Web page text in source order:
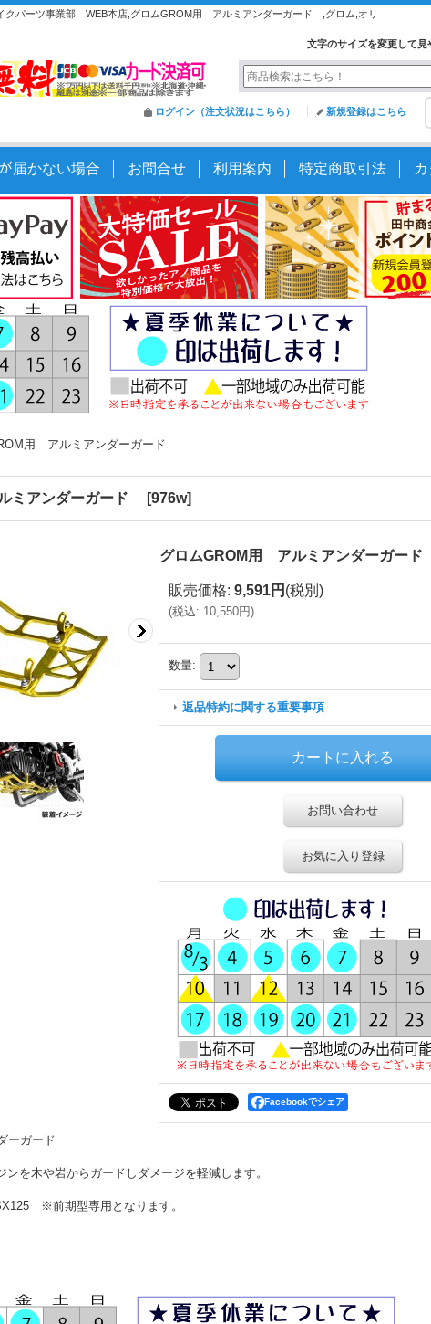
パーツ事業部 WEB本店,グロムGROM用 アルミアンダーガード ,グロム,オリ
文字のサイズを変更して見
ログイン（注文状況はこちら） 新規登録はこちら
届かない場合 お問合せ 利用案内 特定商取引法
用 アルミアンダーガード
ミアンダーガード [976w]
グロムGROM用 アルミアンダーガード
販売価格: 9,591円 (税別)
(税込: 10,550円)
数量:
返品特約に関する重要事項
お問い合わせ
お気に入り登録
Facebookでシェア
ーガード
ンを木や岩からガードしダメージを軽減します。
※前期型専用となります。